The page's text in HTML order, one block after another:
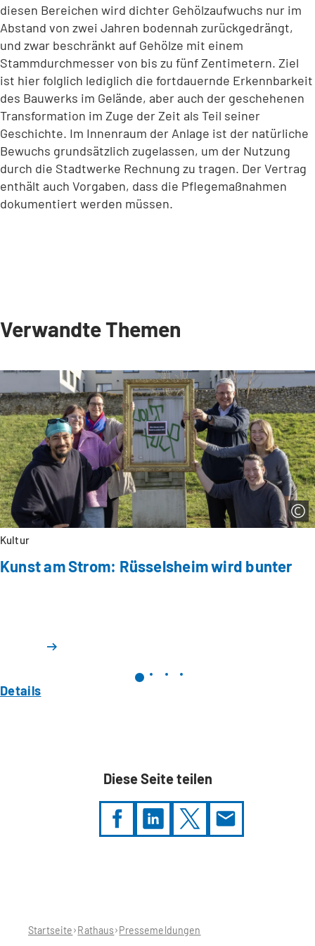
diesen Bereichen wird dichter Gehölzaufwuchs nur im
Abstand von zwei Jahren bodennah zurückgedrängt,
und zwar beschränkt auf Gehölze mit einem
Stammdurchmesser von bis zu fünf Zentimetern. Ziel
ist hier folglich lediglich die fortdauernde Erkennbarkeit
des Bauwerks im Gelände, aber auch der geschehenen
Transformation im Zuge der Zeit als Teil seiner
Geschichte. Im Innenraum der Anlage ist der natürliche
Bewuchs grundsätzlich zugelassen, um der Nutzung
durch die Stadtwerke Rechnung zu tragen. Der Vertrag
enthält auch Vorgaben, dass die Pflegemaßnahmen
dokumentiert werden müssen.
Verwandte Themen
Kultur
Kunst am Strom: Rüsselsheim wird bunter
Details
Diese Seite teilen
hier:Startseite Rathaus Pressemeldungen